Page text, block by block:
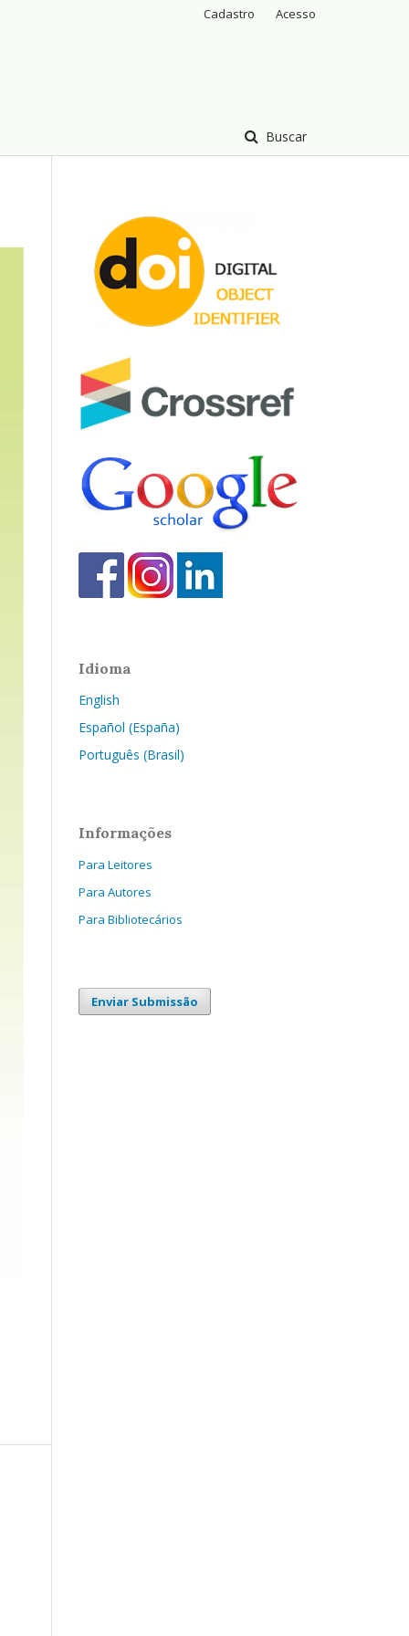
Buscar
Cadastro Acesso
Idioma
English
Español (España)
Português (Brasil)
Informações
Para Leitores
Para Autores
Para Bibliotecários
Enviar Submissão